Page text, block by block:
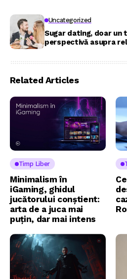
Uncategorized
Sugar dating, doar un
perspectivă asupra
Related Articles
Timp Liber
Minimalism în
iGaming, ghidul
jucătorului conștient:
arta de a juca mai
puțin, dar mai intens